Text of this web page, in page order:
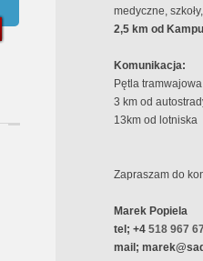
medyczne,
2,5 km od
Komunikacja:
Pętla
3 km od
13km od lotniska
Zapraszam do
Marek Popiela
tel; +4518 967
mail;